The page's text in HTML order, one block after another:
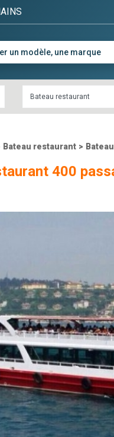
Bateau restaurant
Bateau restaurant >
400